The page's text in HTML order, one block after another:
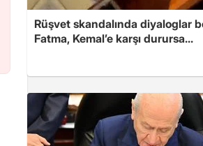
Rüşvet skandalında diyaloglar
Fatma, Kemal’e karşı durursa...